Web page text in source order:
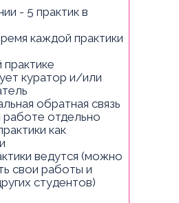
- 5 практик в
каждой практики
куратор и/или
обратная связь
отдельно
как
ведутся (можно
свои работы и
студентов)